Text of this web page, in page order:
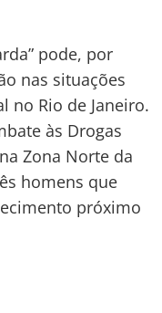
pode, por
nas situações
no Rio de Janeiro.
às Drogas
Zona Norte da
homens que
próximo